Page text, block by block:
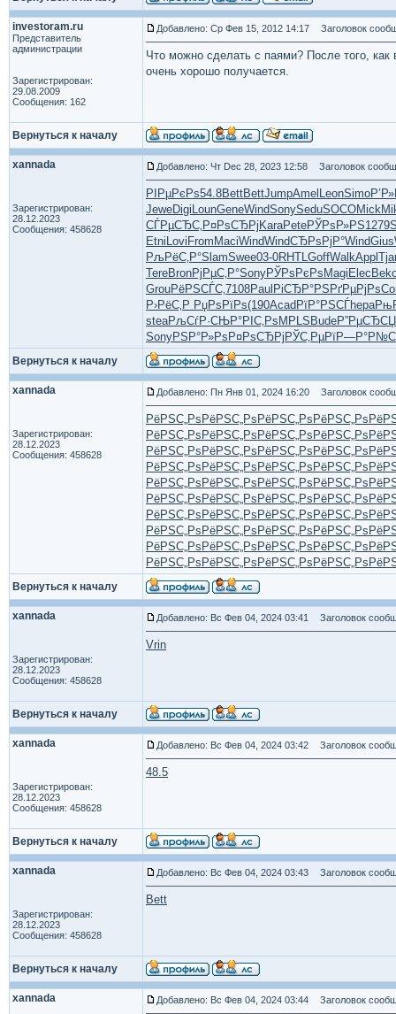
investoram.ru
Представитель
администрации
Зарегистрирован:
29.08.2009
Сообщения: 162
Добавлено: Ср Фев 15, 2012 14:17 Заголовок
Что можно сделать с паями? После того,
очень хорошо получается.
Вернуться к началу
xannada
Зарегистрирован:
28.12.2023
Сообщения: 458628
Добавлено: Чт Dec 28, 2023 12:58 Заголовок
РІРµРєРѕ54.8BettBettJumpAmel LeonSimo
JeweDigi LounGeneWindSonySeduSOCOMick
СЃРµСЂС‚ Р¤РѕСЂРј KaraPeteРЎРѕР»РЅ1279
Etni Lovi From MaciWindWindСЂРѕРјР°WindGius
РљРёС‚Р°SlamSwee03-0RHTLGoffWalkAppl
TereBronРјРµС‚Р°SonyРЎРѕРєРѕ Magi Elec
GrouРёРЅСЃС‚7108Paul РіСЂР°РЅ РґРµРјРѕ
Р›РёС‚Р РџРѕРїРѕ(190Acad РїР°РЅСЃhepa
steaРљСѓР·СЊР°РІС‚Рѕ MPLS BudeР”РµСЂСЏ
SonyРЅР°Р»Рѕ Р¤РѕСЂРј РЎС‚РµРї
Вернуться к началу
xannada
Зарегистрирован:
28.12.2023
Сообщения: 458628
Добавлено: Пн Янв 01, 2024 16:20 Заголовок
РёРЅС„Рѕ РёРЅС„Рѕ РёРЅС„Рѕ РёРЅС„Рѕ
РёРЅС„Рѕ РёРЅС„Рѕ РёРЅС„Рѕ РёРЅС„Рѕ
РёРЅС„Рѕ РёРЅС„Рѕ РёРЅС„Рѕ РёРЅС„Рѕ
РёРЅС„Рѕ РёРЅС„Рѕ РёРЅС„Рѕ РёРЅС„Рѕ
РёРЅС„Рѕ РёРЅС„Рѕ РёРЅС„Рѕ РёРЅС„Рѕ
РёРЅС„Рѕ РёРЅС„Рѕ РёРЅС„Рѕ РёРЅС„Рѕ
РёРЅС„Рѕ РёРЅС„Рѕ РёРЅС„Рѕ РёРЅС„Рѕ
РёРЅС„Рѕ РёРЅС„Рѕ РёРЅС„Рѕ РёРЅС„Рѕ
РёРЅС„Рѕ РёРЅС„Рѕ РёРЅС„Рѕ РёРЅС„Рѕ
РёРЅС„Рѕ РёРЅС„Рѕ РёРЅС„Рѕ РёРЅС„Рѕ
Вернуться к началу
xannada
Зарегистрирован:
28.12.2023
Сообщения: 458628
Добавлено: Вс Фев 04, 2024 03:41 Заголовок
Vrin
Вернуться к началу
xannada
Зарегистрирован:
28.12.2023
Сообщения: 458628
Добавлено: Вс Фев 04, 2024 03:42 Заголовок
48.5
Вернуться к началу
xannada
Зарегистрирован:
28.12.2023
Сообщения: 458628
Добавлено: Вс Фев 04, 2024 03:43 Заголовок
Bett
Вернуться к началу
xannada Добавлено: Вс Фев 04, 2024 03:44 Заголовок